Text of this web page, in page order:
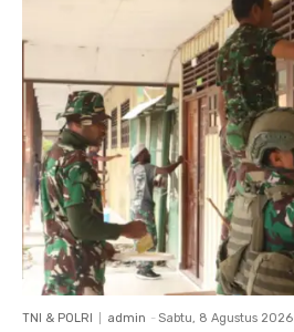
TNI & POLRI admin - Sabtu, 8 Agustus 2026